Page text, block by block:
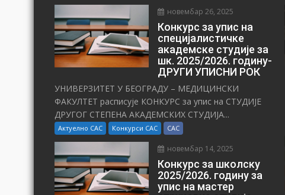
новембар 26, 2025
Конкурс за упис на
специјалистичке
академске студије за
шк. 2025/2026. годину-
ДРУГИ УПИСНИ РОК
УНИВЕРЗИТЕТ У БЕОГРАДУ – МЕДИЦИНСКИ
ФАКУЛТЕТ расписује КОНКУРС за упис на СТУДИЈЕ
ДРУГОГ СТЕПЕНА АКАДЕМСКИХ СТУДИЈА...
Актуелно САС Конкурси САС САС
новембар 14, 2025
Конкурс за школску
2025/⁠2026. годину за
упис на мастер